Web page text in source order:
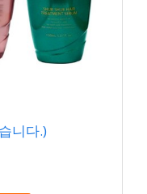
니다.)